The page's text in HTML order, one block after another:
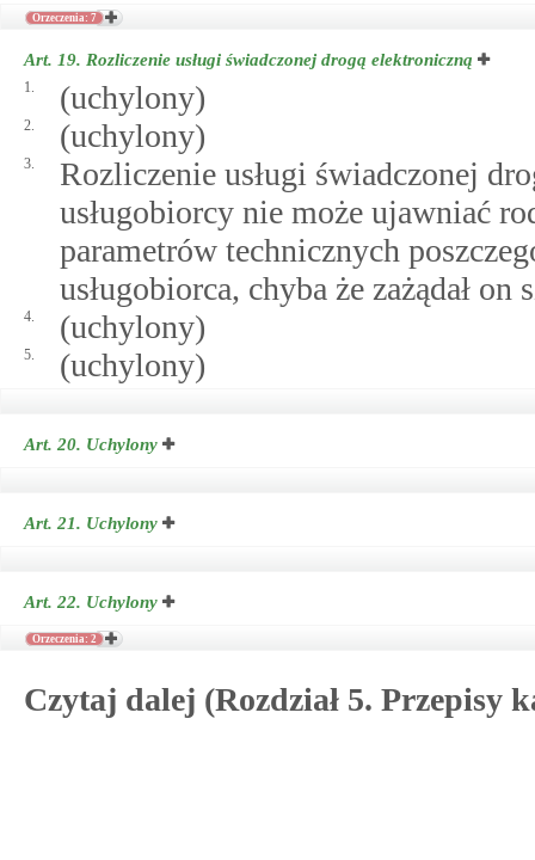
Orzeczenia: 7
Art. 19. Rozliczenie usługi świadczonej drogą elektroniczną
1. (uchylony)
2. (uchylony)
3.
Rozliczenie usługi świadczonej
usługobiorcy nie może ujawniać
parametrów technicznych
usługobiorca, chyba że zażądał
4. (uchylony)
5. (uchylony)
Art. 20. Uchylony
Art. 21. Uchylony
Art. 22. Uchylony
Orzeczenia: 2
Czytaj dalej (Rozdział 5. Przepisy